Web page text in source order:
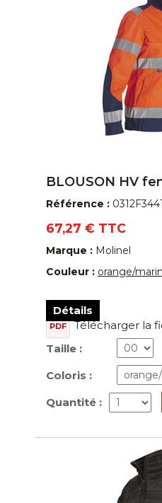
BLOUSON HV
Référence :
67,27 € TTC
Marque : Molinel
Couleur : orange/
Détails
PDF
Télécharger la
Taille :
Coloris :
Quantité :